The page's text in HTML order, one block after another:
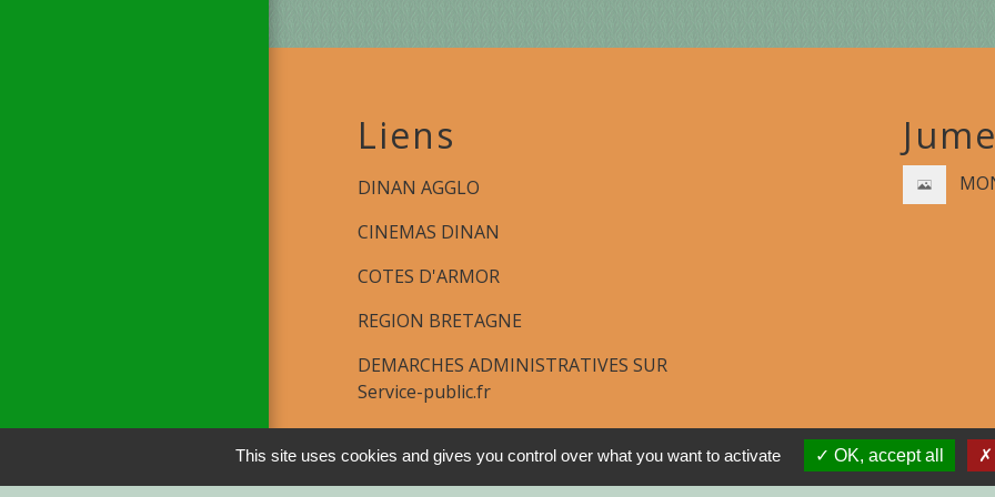
Liens
DINAN AGGLO
CINEMAS DINAN
COTES D'ARMOR
REGION BRETAGNE
DEMARCHES ADMINISTRATIVES SUR
Service-public.fr
Mentions légales - Politique de confidentialité - Accessibilité -
This site uses cookies and gives you control over what you want to activate OK, accept all